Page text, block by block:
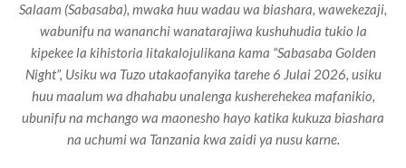
Salaam (Sabasaba), mwaka huu wadau wa biashara, wawekezaji,
wabunifu na wananchi wanatarajiwa kushuhudia tukio la
kipekee la kihistoria litakalojulikana kama “Sabasaba Golden
Night”, Usiku wa Tuzo utakaofanyika tarehe 6 Julai 2026, usiku
huu maalum wa dhahabu unalenga kusherehekea mafanikio,
ubunifu na mchango wa maonesho hayo katika kukuza biashara
na uchumi wa Tanzania kwa zaidi ya nusu karne.